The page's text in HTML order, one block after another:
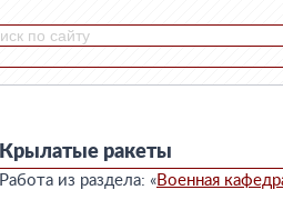
Крылатые ракеты
Работа из раздела: «Военная